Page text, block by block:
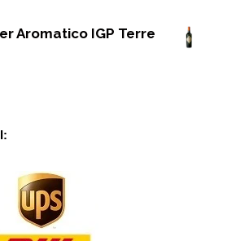
Aromatico IGP Terre